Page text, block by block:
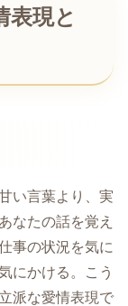
表現と
い言葉より、実
なたの話を覚え
事の状況を気に
にかける。こう
派な愛情表現で